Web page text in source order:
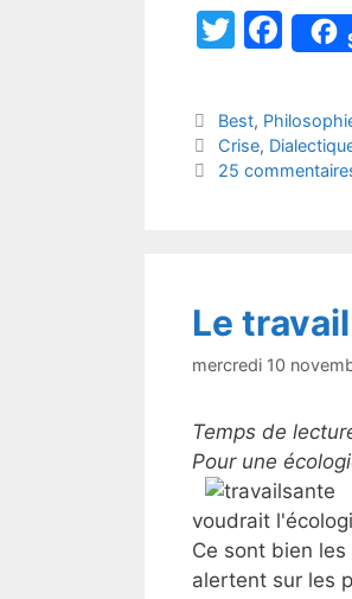
T
itt
er
F
a
c
e
b
Catégories
Best,
Étiquettes
Crise,
25
Le
mercredi 10
Temps de
Pour une
voudrait
Ce sont bien
alertent sur les